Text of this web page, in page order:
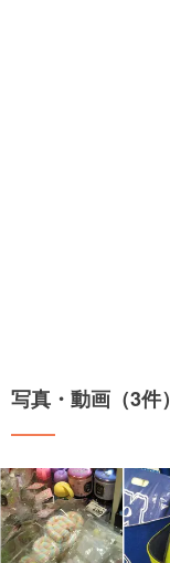
写真・動画（3件）